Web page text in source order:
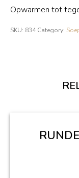
Opwarmen tot
SKU: 834 Category: